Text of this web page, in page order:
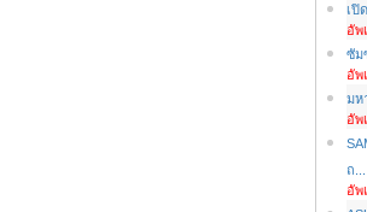
เปิ
อัพ
ซัม
อัพ
มห
อัพ
ถ...
อัพ